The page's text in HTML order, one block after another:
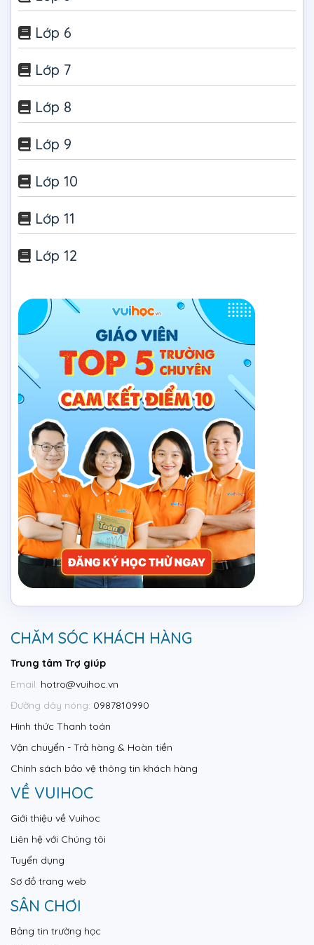
Lớp 6
Lớp 7
Lớp 8
Lớp 9
Lớp 10
Lớp 11
Lớp 12
CHĂM SÓC KHÁCH HÀNG
Trung tâm Trợ giúp
Email: hotro@vuihoc.vn
Đường dây nóng: 0987810990
Hình thức Thanh toán
Vận chuyển - Trả hàng & Hoàn tiền
Chính sách bảo vệ thông tin khách hàng
VỀ VUIHOC
Giới thiệu về Vuihoc
Liên hệ với Chúng tôi
Tuyển dụng
Sơ đồ trang web
SÂN CHƠI
Bảng tin trường học